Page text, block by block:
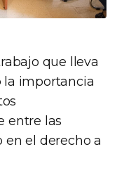
que lleva
la importancia
entre las
en el derecho a